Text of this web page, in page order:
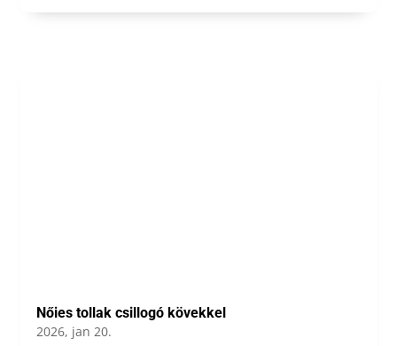
Nőies tollak csillogó kövekkel
2026, jan 20.